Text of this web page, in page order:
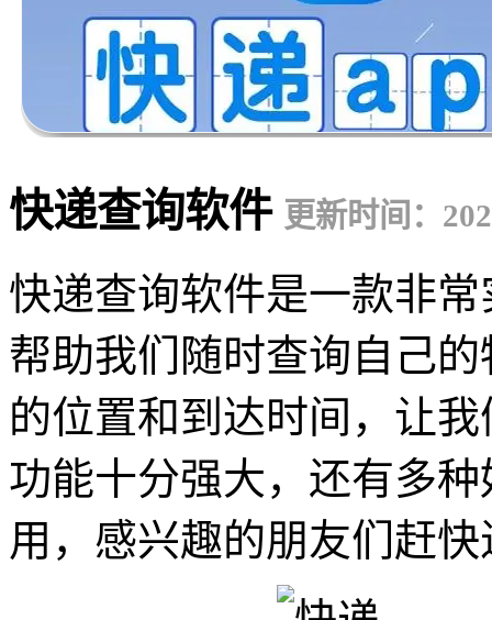
快递查询软件 更新时间：
快递查询软件是一款非
帮助我们随时查询自己
的位置和到达时间，让
功能十分强大，还有多
用，感兴趣的朋友们赶